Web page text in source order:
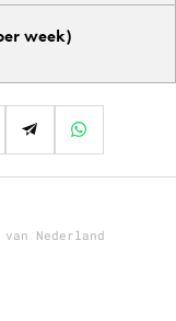
week)
Nederland